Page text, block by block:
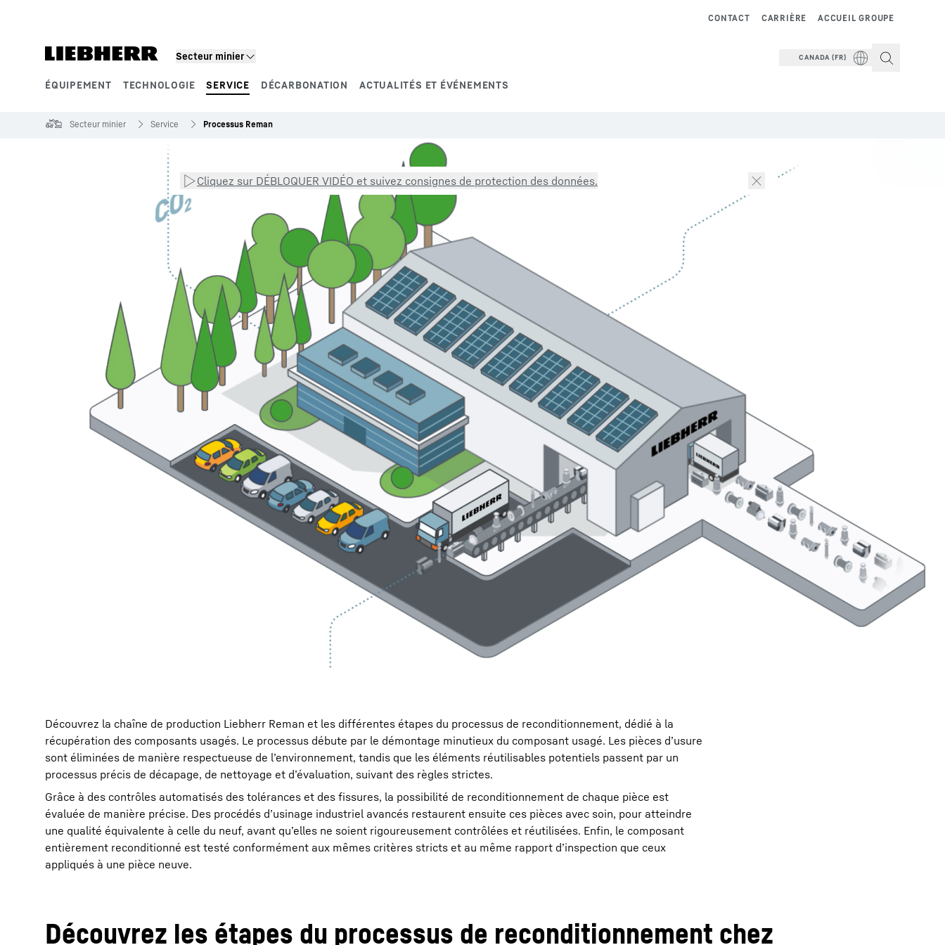
Secteur minier
ÉQUIPEMENT TECHNOLOGIE SERVICE DÉCARBONATION ACTUALITÉS ET ÉVÉNEMENTS
ACCUEIL GROUPE
CARRIÈRE
CONTACT
CANADA (FR)
En savoir plus sur Liebherr Carrière chez Liebherr
Secteur minier Service Processus Reman
Cliquez sur DÉBLOQUER VIDÉO et suivez consignes de protection des données.
Découvrez la chaîne de production Liebherr Reman et les différentes étapes du processus de reconditionnement, dédié à la
récupération des composants usagés. Le processus débute par le démontage minutieux du composant usagé. Les pièces d’usure
sont éliminées de manière respectueuse de l’environnement, tandis que les éléments réutilisables potentiels passent par un
processus précis de décapage, de nettoyage et d’évaluation, suivant des règles strictes.
Grâce à des contrôles automatisés des tolérances et des fissures, la possibilité de reconditionnement de chaque pièce est
évaluée de manière précise. Des procédés d’usinage industriel avancés restaurent ensuite ces pièces avec soin, pour atteindre
une qualité équivalente à celle du neuf, avant qu’elles ne soient rigoureusement contrôlées et réutilisées. Enfin, le composant
entièrement reconditionné est testé conformément aux mêmes critères stricts et au même rapport d’inspection que ceux
appliqués à une pièce neuve.
Découvrez les étapes du processus de reconditionnement chez